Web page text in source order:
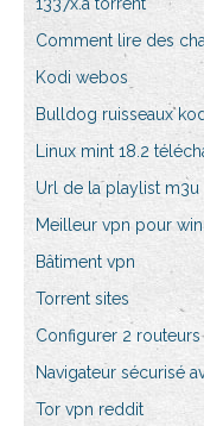
Comment lire des
Kodi webos
Bulldog ruisseaux
Linux mint 18.2
Url de la playlist
Meilleur vpn pour
Bâtiment vpn
Torrent sites
Configurer 2 routeurs
Navigateur sécurisé
Tor vpn reddit